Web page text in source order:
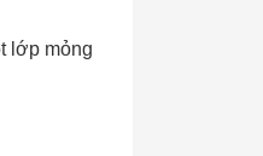
lớp mỏng